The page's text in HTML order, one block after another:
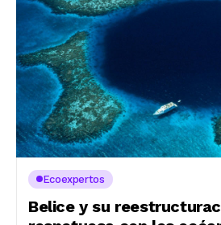
Ecoexpertos
Belice y su